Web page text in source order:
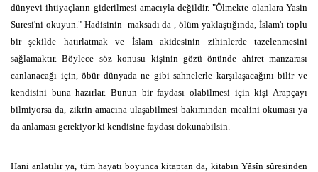
dünyevi ihtiyaçların giderilmesi amacıyla değildir. "Ölmekte olanlara Yasin
Suresi'ni okuyun." Hadisinin maksadı da , ölüm yaklaştığında, İslam'ı toplu
bir şekilde hatırlatmak ve İslam akidesinin zihinlerde tazelenmesini
sağlamaktır. Böylece söz konusu kişinin gözü önünde ahiret manzarası
canlanacağı için, öbür dünyada ne gibi sahnelerle karşılaşacağını bilir ve
kendisini buna hazırlar. Bunun bir faydası olabilmesi için kişi Arapçayı
bilmiyorsa da, zikrin amacına ulaşabilmesi bakımından mealini okuması ya
da anlaması gerekiyor ki kendisine faydası dokunabilsin.
Hani anlatılır ya, tüm hayatı boyunca kitaptan da, kitabın Yâsîn sûresinden